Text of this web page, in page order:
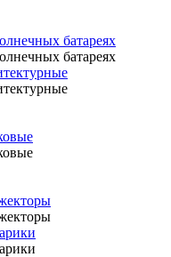
батареях
батареях